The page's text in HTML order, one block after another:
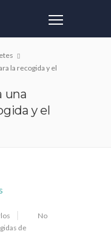
la recogida y el
una
y el
No
de